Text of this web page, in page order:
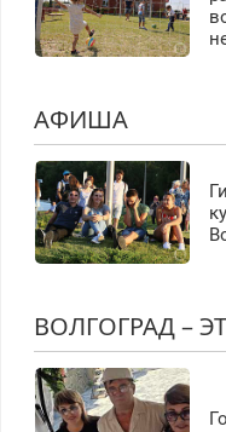
АФИША
ВОЛГОГРАД –